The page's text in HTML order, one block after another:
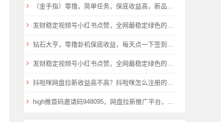
（金手指）零撸，简单任务，保底收益高，新品上线，
发财稳定视频号小红书点赞，全网最稳定绿色的项目，已经稳定操作
钻石大亨，零撸卦机保底收益，每天点一下签到，新品上线，
发财稳定视频号小红书点赞，全网最稳定绿色的项目，马上起来哦
抖啦咪网盘拉新收益高不高？抖啦咪怎么注册的？详细教程
high推首码邀请码948095，网盘拉新推广平台，上线的网盘多！